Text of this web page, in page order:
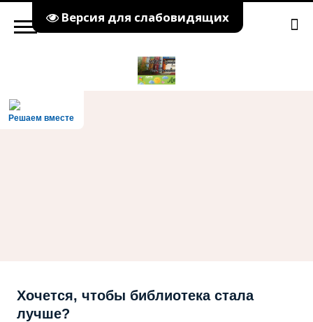
Версия для слабовидящих
Решаем вместе
Хочется, чтобы библиотека стала
лучше?